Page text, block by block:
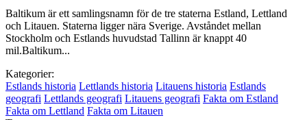
Baltikum är ett samlingsnamn för de tre staterna Estland, Lettland
och Litauen. Staterna ligger nära Sverige. Avståndet mellan
Stockholm och Estlands huvudstad Tallinn är knappt 40
mil.Baltikum...
Kategorier:
Estlands historia Lettlands historia Litauens historia Estlands
geografi Lettlands geografi Litauens geografi Fakta om Estland
Fakta om Lettland Fakta om Litauen